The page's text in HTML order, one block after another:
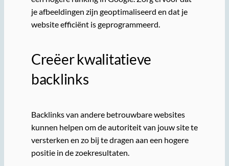
je afbeeldingen zijn geoptimaliseerd en dat je
website efficiënt is geprogrammeerd.
Creëer kwalitatieve
backlinks
Backlinks van andere betrouwbare websites
kunnen helpen om de autoriteit van jouw site te
versterken en zo bij te dragen aan een hogere
positie in de zoekresultaten.